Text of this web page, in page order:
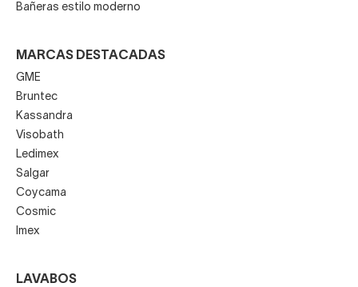
Bañeras estilo moderno
MARCAS DESTACADAS
GME
Bruntec
Kassandra
Visobath
Ledimex
Salgar
Coycama
Cosmic
Imex
LAVABOS